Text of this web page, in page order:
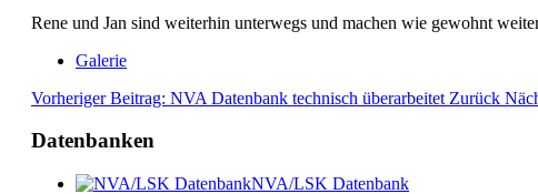
Rene und Jan sind weiterhin unterwegs und machen wie gewohnt
Galerie
Vorheriger Beitrag: NVA Datenbank technisch überarbeitet Zurück
Datenbanken
NVA/LSK Datenbank